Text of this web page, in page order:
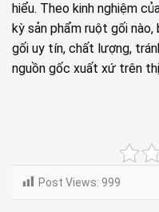
hiểu. Theo kinh nghiệm
kỳ sản phẩm ruột gối
gối uy tín, chất lượng,
nguồn gốc xuất xứ trên
Post Views: 999